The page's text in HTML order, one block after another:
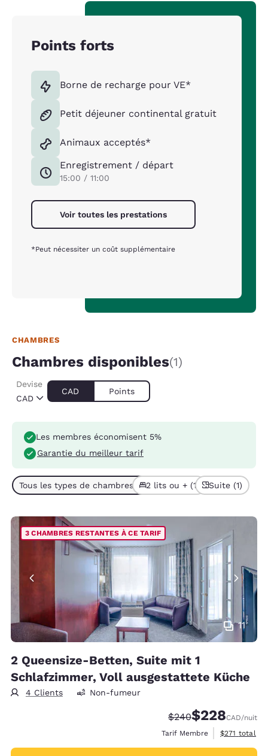
Points forts
Borne de recharge pour VE*
Petit déjeuner continental gratuit
Animaux acceptés*
Enregistrement / départ
15:00 / 11:00
Voir toutes les prestations
*Peut nécessiter un coût supplémentaire
CHAMBRES
Chambres disponibles(1)
CAD
Devise
CAD Points
Les membres économisent 5%
Garantie du meilleur tarif
Tous les types de chambres (1)2 lits ou + (1) Suite (1)
11
3 CHAMBRES RESTANTES À CE TARIF
2 Queensize-Betten, Suite mit 1
Schlafzimmer, Voll ausgestattete Küche
4 Clients Non-fumeur
Tarif barré :
$240Tarif réduit :
$228CAD/nuit
Tarif Membre
Afficher les
$271 total